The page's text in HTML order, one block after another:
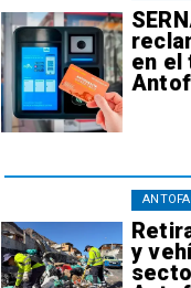
en el
y